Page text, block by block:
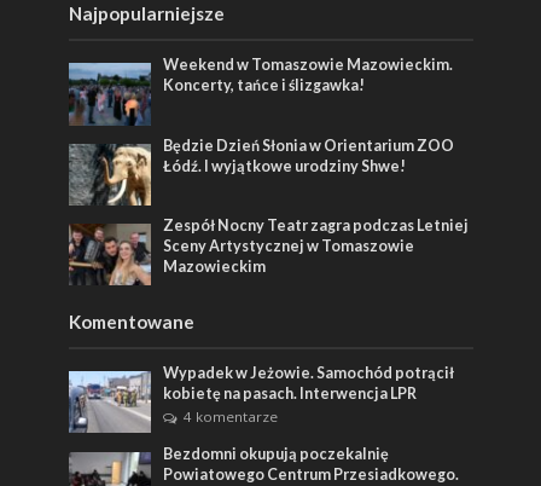
Najpopularniejsze
Weekend w Tomaszowie Mazowieckim.
Koncerty, tańce i ślizgawka!
Będzie Dzień Słonia w Orientarium ZOO
Łódź. I wyjątkowe urodziny Shwe!
Zespół Nocny Teatr zagra podczas Letniej
Sceny Artystycznej w Tomaszowie
Mazowieckim
Komentowane
Wypadek w Jeżowie. Samochód potrącił
kobietę na pasach. Interwencja LPR
4 komentarze
Bezdomni okupują poczekalnię
Powiatowego Centrum Przesiadkowego.